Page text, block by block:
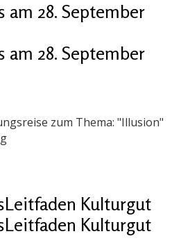
am 28. September
am 28. September
zum Thema: "Illusion"
Kulturgut
Kulturgut